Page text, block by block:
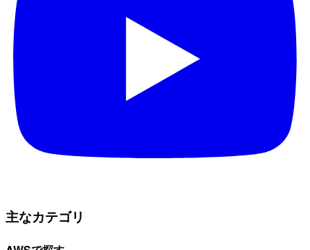
主なカテゴリ